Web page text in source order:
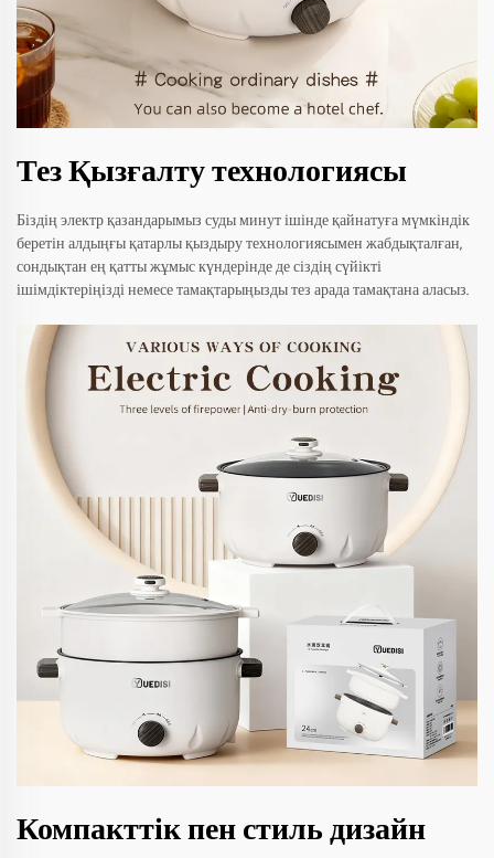
Тез Қызғалту технологиясы
Біздің электр қазандарымыз суды минут ішінде қайнатуға мүмкіндік
беретін алдыңғы қатарлы қыздыру технологиясымен жабдықталған,
сондықтан ең қатты жұмыс күндерінде де сіздің сүйікті
ішімдіктеріңізді немесе тамақтарыңызды тез арада тамақтана аласыз.
Компакттік пен стиль дизайн